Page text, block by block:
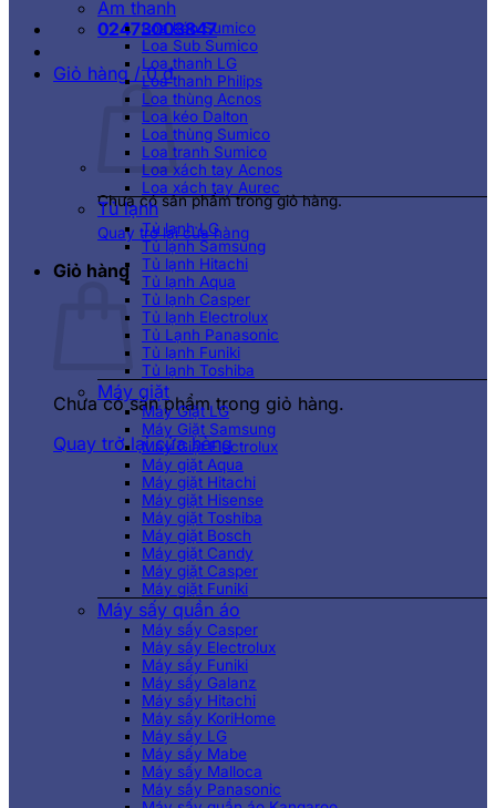
02473003847
Giỏ hàng /0₫
Chưa có sản phẩm trong giỏ hàng.
Quay trở lại cửa hàng
Giỏ hàng
Chưa có sản phẩm trong giỏ hàng.
Quay trở lại cửa hàng
Âm thanh
Loa kéo Sumico
Loa Sub Sumico
Loa thanh LG
Loa thanh Philips
Loa thùng Acnos
Loa kéo Dalton
Loa thùng Sumico
Loa tranh Sumico
Loa xách tay Acnos
Loa xách tay Aurec
Tủ lạnh
Tủ lạnh LG
Tủ lạnh Samsung
Tủ lạnh Hitachi
Tủ lạnh Aqua
Tủ lạnh Casper
Tủ lạnh Electrolux
Tủ Lạnh Panasonic
Tủ lạnh Funiki
Tủ lạnh Toshiba
Máy giặt
Máy Giặt LG
Máy Giặt Samsung
Máy Giặt Electrolux
Máy giặt Aqua
Máy giặt Hitachi
Máy giặt Hisense
Máy giặt Toshiba
Máy giặt Bosch
Máy giặt Candy
Máy giặt Casper
Máy giặt Funiki
Máy sấy quần áo
Máy sấy Casper
Máy sấy Electrolux
Máy sấy Funiki
Máy sấy Galanz
Máy sấy Hitachi
Máy sấy KoriHome
Máy sấy LG
Máy sấy Mabe
Máy sấy Malloca
Máy sấy Panasonic